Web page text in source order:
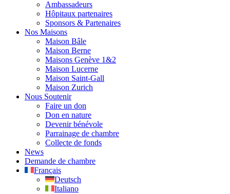
Ambassadeurs
Hôpitaux partenaires
Sponsors & Partenaires
Nos Maisons
Maison Bâle
Maison Berne
Maisons Genève 1&2
Maison Lucerne
Maison Saint-Gall
Maison Zurich
Nous Soutenir
Faire un don
Don en nature
Devenir bénévole
Parrainage de chambre
Collecte de fonds
News
Demande de chambre
Français
Deutsch
Italiano